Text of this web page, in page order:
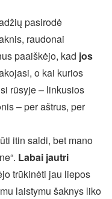
pasirodė
raudonai
paaiškėjo, kad jos
o kai kurios
rūsyje – linkusios
– per aštrus, per
itin saldi, bet mano
Labai jautri
trūkinėti jau liepos
laistymu šaknys liko